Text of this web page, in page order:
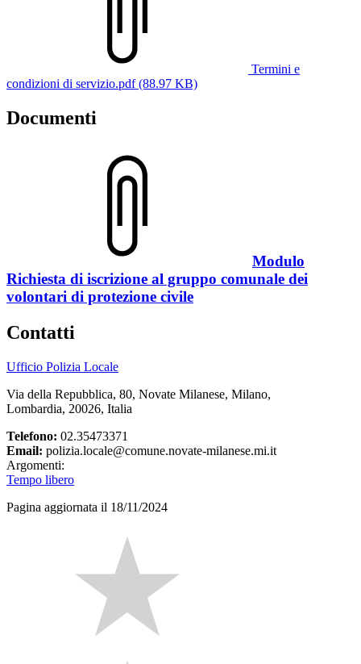
Termini e
condizioni di servizio.pdf (88.97 KB)
Documenti
Modulo
Richiesta di iscrizione al gruppo comunale dei
volontari di protezione civile
Contatti
Ufficio Polizia Locale
Via della Repubblica, 80, Novate Milanese, Milano,
Lombardia, 20026, Italia
Telefono: 02.35473371
Email: polizia.locale@comune.novate-milanese.mi.it
Argomenti:
Tempo libero
Pagina aggiornata il 18/11/2024